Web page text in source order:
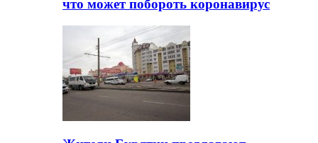
что может побороть коронавирус